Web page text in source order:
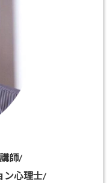
師/
ン心理士/